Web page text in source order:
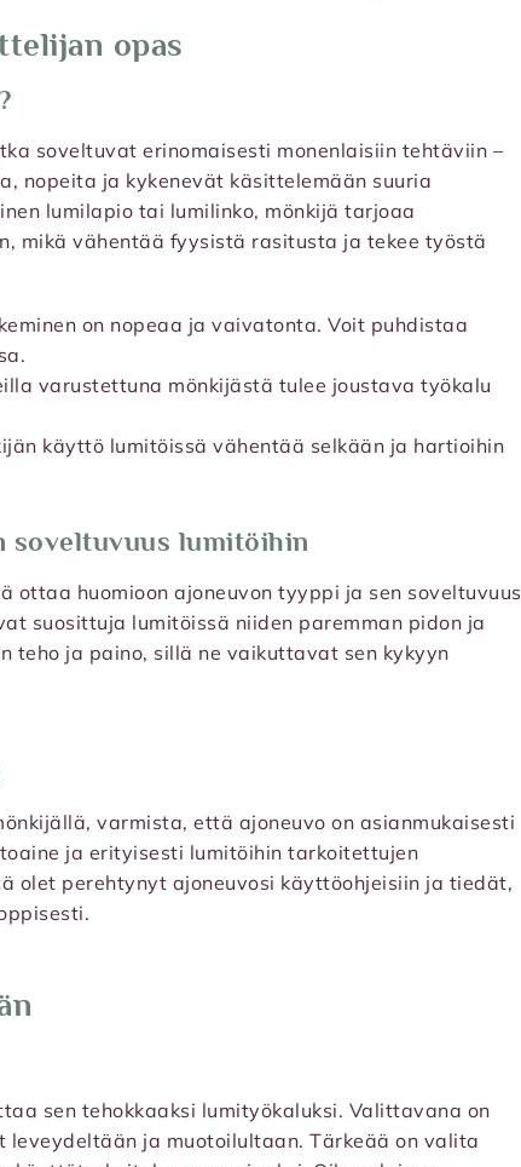
opas
soveltuvat erinomaisesti monenlaisiin tehtäviin –
nopeita ja kykenevät käsittelemään suuria
lumilapio tai lumilinko, mönkijä tarjoaa
mikä vähentää fyysistä rasitusta ja tekee työstä
on nopeaa ja vaivatonta. Voit puhdistaa
varustettuna mönkijästä tulee joustava työkalu
käyttö lumitöissä vähentää selkään ja hartioihin
soveltuvuus lumitöihin
ottaa huomioon ajoneuvon tyyppi ja sen soveltuvuus
suosittuja lumitöissä niiden paremman pidon ja
teho ja paino, sillä ne vaikuttavat sen kykyyn
varmista, että ajoneuvo on asianmukaisesti
ja erityisesti lumitöihin tarkoitettujen
olet perehtynyt ajoneuvosi käyttöohjeisiin ja tiedät,
sen tehokkaaksi lumityökaluksi. Valittavana on
ja muotoilultaan. Tärkeää on valita